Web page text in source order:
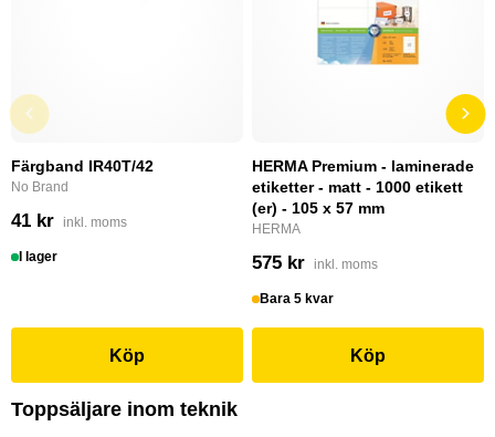
Färgband IR40T/42
No Brand
41 kr inkl. moms
I lager
Köp
HERMA Premium - laminerade
etiketter - matt - 1000 etikett
(er) - 105 x 57 mm
HERMA
575 kr inkl. moms
Bara 5 kvar
Köp
Toppsäljare inom teknik